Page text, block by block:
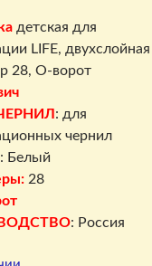
детская для
LIFE, двухслойная
28, О-ворот
: для
чернил
: Белый
28
: Россия